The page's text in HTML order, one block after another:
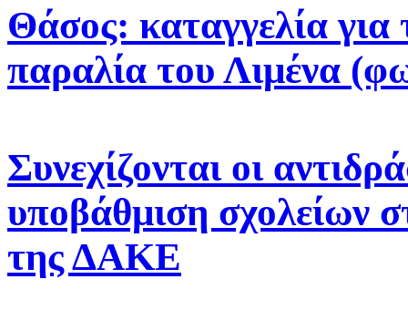
Θάσος: καταγγελία για
παραλία του Λιμένα
Συνεχίζονται οι
υποβάθμιση σχολείων
της ΔΑΚΕ